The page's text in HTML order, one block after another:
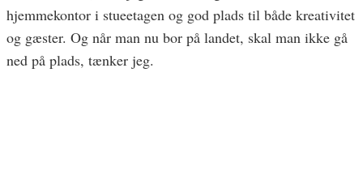
hjemmekontor i stueetagen og god plads til både kreativitet
og gæster. Og når man nu bor på landet, skal man ikke gå
ned på plads, tænker jeg.